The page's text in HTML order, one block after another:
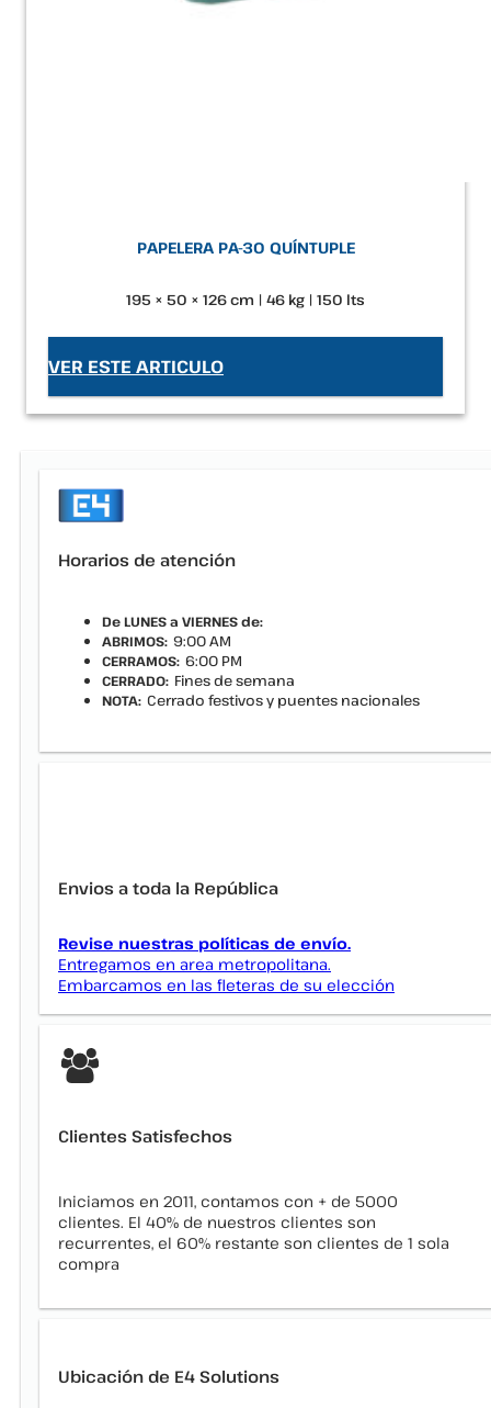
PAPELERA PA-30 QUÍNTUPLE
195 × 50 × 126 cm | 46 kg | 150 lts
VER ESTE ARTICULO
Horarios de atención
De LUNES a VIERNES de:
ABRIMOS: 9:00 AM
CERRAMOS: 6:00 PM
CERRADO: Fines de semana
NOTA: Cerrado festivos y puentes nacionales
Envios a toda la República
Revise nuestras políticas de envío.
Entregamos en area metropolitana.
Embarcamos en las fleteras de su elección
Clientes Satisfechos
Iniciamos en 2011, contamos con + de 5000
clientes. El 40% de nuestros clientes son
recurrentes, el 60% restante son clientes de 1 sola
compra
Ubicación de E4 Solutions